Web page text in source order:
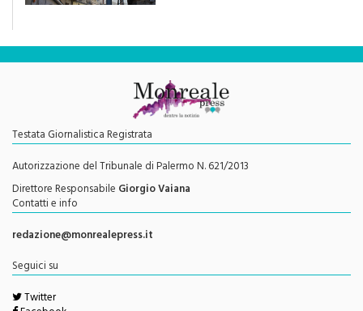
Testata Giornalistica Registrata
Autorizzazione del Tribunale di Palermo N. 621/2013
Direttore Responsabile Giorgio Vaiana
Contatti e info
redazione@monrealepress.it
Seguici su
Twitter